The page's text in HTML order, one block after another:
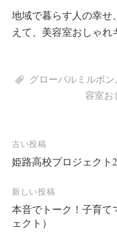
地域で暮らす人の幸せ
えて、美容室おしゃれ
グローバルミルボン,
容室お
投
稿
ナ
ビ
ゲ
古い投稿
姫路高校プロジェクト
新しい投稿
本音でトーク！子育て
ェクト）